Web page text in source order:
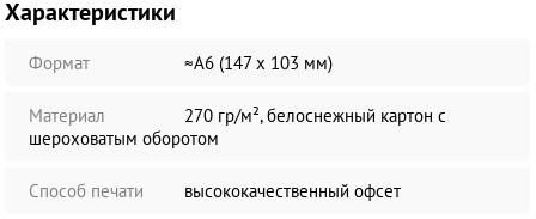
Характеристики
Формат ≈А6 (147 х 103 мм)
Материал
270 гр/м², белоснежный картон с
шероховатым оборотом
Способ печати высококачественный офсет